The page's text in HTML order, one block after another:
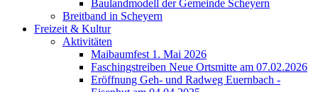
Baulandmodell der Gemeinde Scheyern
Breitband in Scheyern
Freizeit & Kultur
Aktivitäten
Maibaumfest 1. Mai 2026
Faschingstreiben Neue Ortsmitte am 07.02.2026
Eröffnung Geh- und Radweg Euernbach -